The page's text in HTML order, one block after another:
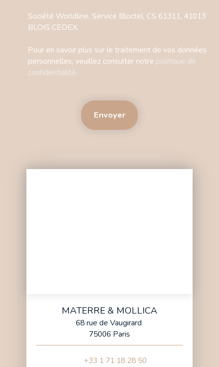
Société Worldline, Service Bloctel, CS 61311, 41013
BLOIS CEDEX.
Pour en savoir plus sur le traitement de vos données
personnelles, veuillez consulter notre politique de
confidentialité.
Envoyer
MATERRE & MOLLICA
68 rue de Vaugirard
75006 Paris
+33 1 71 18 28 50